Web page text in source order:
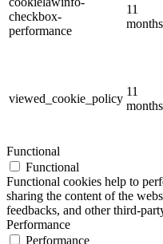
checkbox-
performance
11
months
viewed_cookie_policy
11
months
Functional
Functional
Functional cookies help to
sharing the content of the
feedbacks, and other third-
Performance
Performance